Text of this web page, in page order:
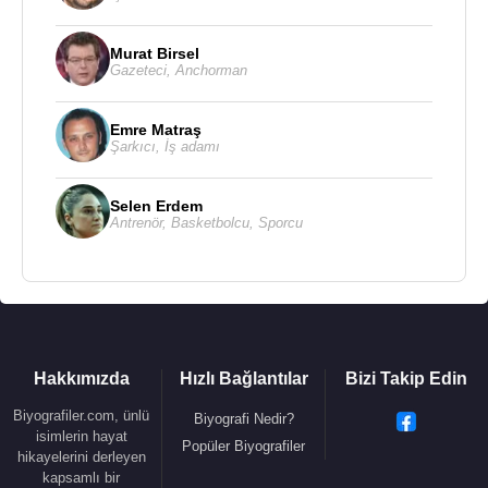
Murat Birsel
Gazeteci Anchorman
Emre Matraş
Şarkıcı İş adamı
Selen Erdem
Antrenör, Basketbolcu Sporcu
Hakkımızda
Biyografiler.com, ünlü
isimlerin hayat
hikayelerini derleyen
kapsamlı bir
Hızlı Bağlantılar
Biyografi Nedir?
Popüler Biyografiler
Bizi Takip Edin